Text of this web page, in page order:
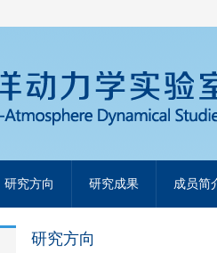
研究方向 研究成果 成员简
研究方向